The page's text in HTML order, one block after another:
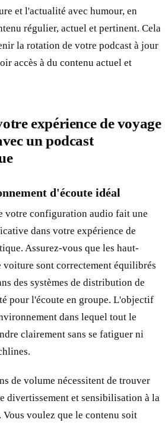
et l'actualité avec humour, en
régulier, actuel et pertinent. Cela
la rotation de votre podcast à jour
accès à du contenu actuel et
expérience de voyage
un podcast
d'écoute idéal
votre configuration audio fait une
dans votre expérience de
Assurez-vous que les haut-
voiture sont correctement équilibrés
des systèmes de distribution de
pour l'écoute en groupe. L'objectif
dans lequel tout le
clairement sans se fatiguer ni
de volume nécessitent de trouver
divertissement et sensibilisation à la
voulez que le contenu soit